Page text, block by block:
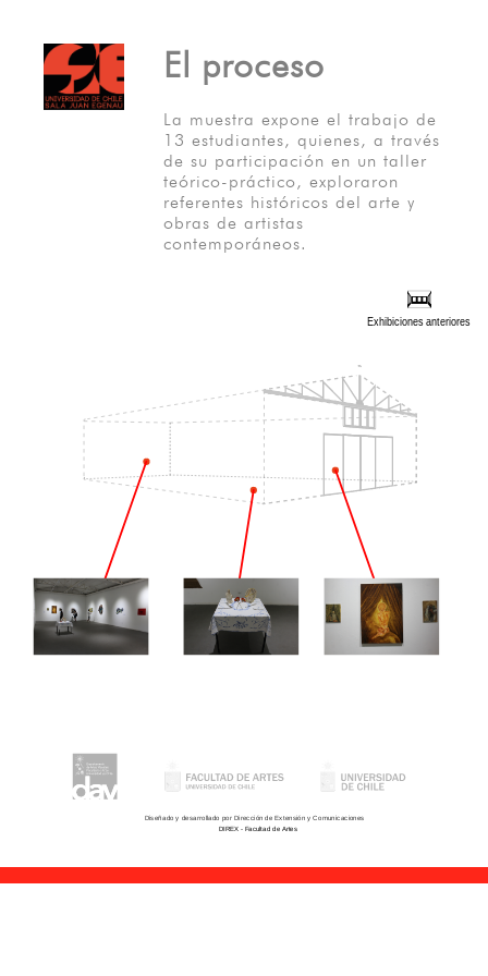
El proceso
La muestra expone el trabajo de
13 estudiantes, quienes, a través
de su participación en un taller
teórico-práctico, exploraron
referentes históricos del arte y
obras de artistas
contemporáneos.